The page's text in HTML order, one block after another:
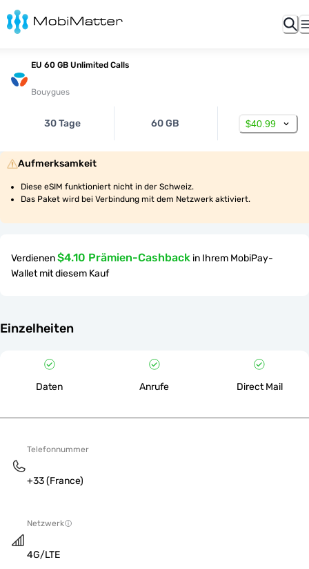
EU 60 GB Unlimited Calls
Bouygues
30 Tage 60 GB $40.99
Aufmerksamkeit
Diese eSIM funktioniert nicht in der Schweiz.
Das Paket wird bei Verbindung mit dem Netzwerk aktiviert.
Verdienen$4.10 Prämien-Cashback in Ihrem MobiPay-
Wallet mit diesem Kauf
Einzelheiten
Daten Anrufe Direct Mail
Telefonnummer
+33 (France)
Netzwerk
4G/LTE